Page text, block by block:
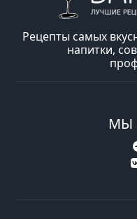
Рецепты самых
напитки,
МЫ